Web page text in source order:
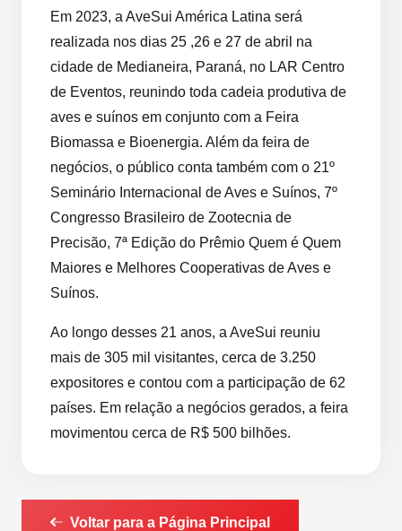
Em 2023, a AveSui América Latina será
realizada nos dias 25 ,26 e 27 de abril na
cidade de Medianeira, Paraná, no LAR Centro
de Eventos, reunindo toda cadeia produtiva de
aves e suínos em conjunto com a Feira
Biomassa e Bioenergia. Além da feira de
negócios, o público conta também com o 21º
Seminário Internacional de Aves e Suínos, 7º
Congresso Brasileiro de Zootecnia de
Precisão, 7ª Edição do Prêmio Quem é Quem
Maiores e Melhores Cooperativas de Aves e
Suínos.
Ao longo desses 21 anos, a AveSui reuniu
mais de 305 mil visitantes, cerca de 3.250
expositores e contou com a participação de 62
países. Em relação a negócios gerados, a feira
movimentou cerca de R$ 500 bilhões.
Voltar para a Página Principal